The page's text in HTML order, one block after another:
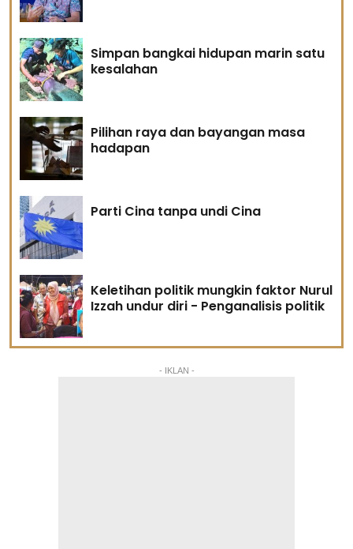
Simpan bangkai hidupan marin satu
kesalahan
Pilihan raya dan bayangan masa
hadapan
Parti Cina tanpa undi Cina
Keletihan politik mungkin faktor Nurul
Izzah undur diri - Penganalisis politik
- IKLAN -